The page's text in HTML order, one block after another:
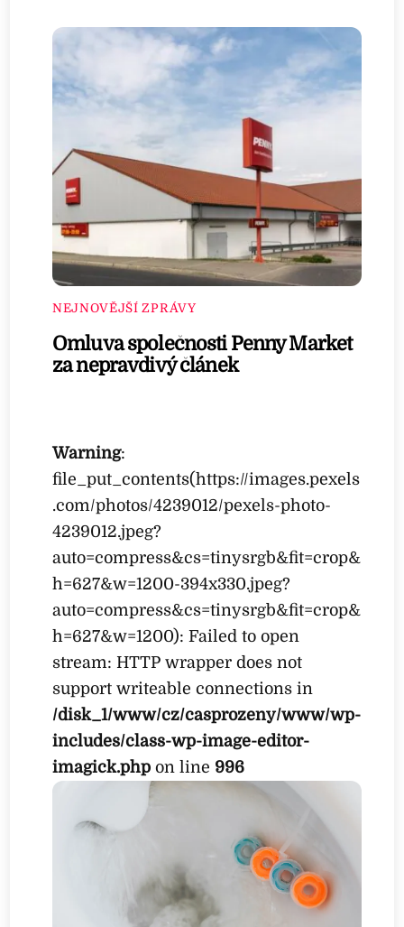
NEJNOVĚJŠÍ ZPRÁVY
Omluva společnosti Penny Market
za nepravdivý článek
Warning:
file_put_contents(https://images.pexels
.com/photos/4239012/pexels-photo-
4239012.jpeg?
auto=compress&cs=tinysrgb&fit=crop&
h=627&w=1200-394x330.jpeg?
auto=compress&cs=tinysrgb&fit=crop&
h=627&w=1200): Failed to open
stream: HTTP wrapper does not
support writeable connections in
/disk_1/www/cz/casprozeny/www/wp-
includes/class-wp-image-editor-
imagick.php on line 996